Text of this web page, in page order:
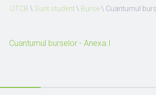
UTCB \ Sunt student\ Burse\ Cuantumul
Cuantumul burselor - Anexa I